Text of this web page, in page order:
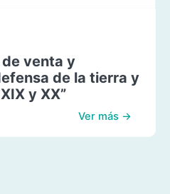
de venta y
de la tierra y
y XX”
Ver más →